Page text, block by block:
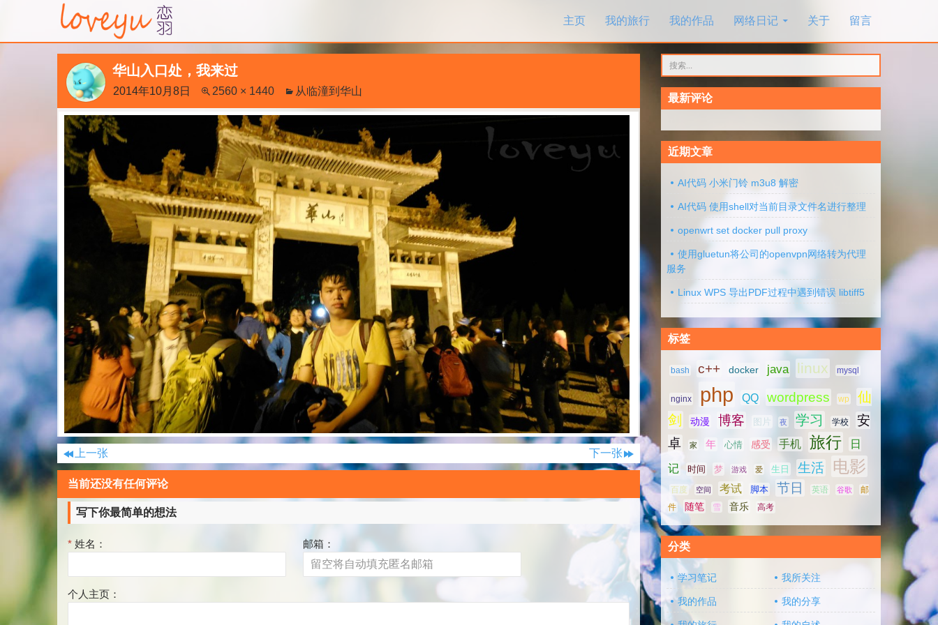
主页
我的旅行 我的作品 网络日记 关于 留言
华山入口处，我来过
2014年10月8日 2560 × 1440 从临潼到华山
上一张 下一张
当前还没有任何评论
写下你最简单的想法
* 姓名： 邮箱：
个人主页：
索：
最新评论
近期文章
AI代码 小米门铃 m3u8 解密
AI代码 使用shell对当前目录文件名进行整理
openwrt set docker pull proxy
使用gluetun将公司的openvpn网络转为代理
服务
Linux WPS 导出PDF过程中遇到错误 libtiff5
标签
bash c++ docker java linux mysql
nginx php QQ wordpress wp
仙
剑
动漫 博客 图片 夜 学习 学校
安
卓
家 年 心情 感受 手机 旅行 日
记 时间 梦 游戏 爱 生日 生活 电影
百度 空间 考试 脚本 节日 英语 谷歌 邮
件 随笔 雪 音乐 高考
分类
学习笔记 我所关注
我的作品 我的分享